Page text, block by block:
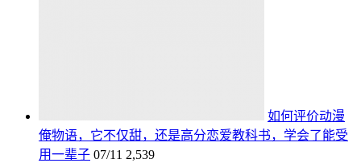
如何评价动漫
俺物语，它不仅甜，还是高分恋爱教科书，学会了能受
用一辈子 07/11 2,539